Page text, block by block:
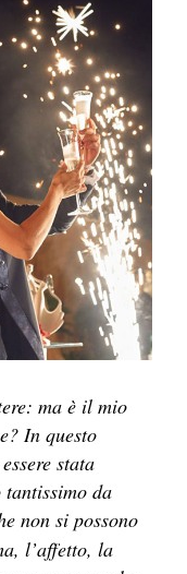
ma è il mio
In questo
stata
da
non si possono
l’affetto, la